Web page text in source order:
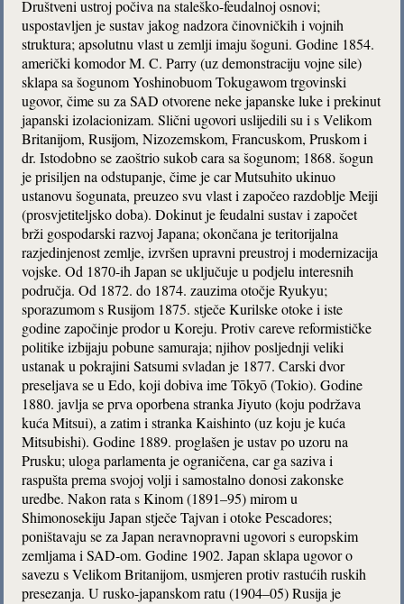
Društveni ustroj počiva na staleško-feudalnoj osnovi;
uspostavljen je sustav jakog nadzora činovničkih i vojnih
struktura; apsolutnu vlast u zemlji imaju šoguni. Godine 1854.
američki komodor M. C. Parry (uz demonstraciju vojne sile)
sklapa sa šogunom Yoshinobuom Tokugawom trgovinski
ugovor, čime su za SAD otvorene neke japanske luke i prekinut
japanski izolacionizam. Slični ugovori uslijedili su i s Velikom
Britanijom, Rusijom, Nizozemskom, Francuskom, Pruskom i
dr. Istodobno se zaoštrio sukob cara sa šogunom; 1868. šogun
je prisiljen na odstupanje, čime je car Mutsuhito ukinuo
ustanovu šogunata, preuzeo svu vlast i započeo razdoblje Meiji
(prosvjetiteljsko doba). Dokinut je feudalni sustav i započet
brži gospodarski razvoj Japana; okončana je teritorijalna
razjedinjenost zemlje, izvršen upravni preustroj i modernizacija
vojske. Od 1870-ih Japan se uključuje u podjelu interesnih
područja. Od 1872. do 1874. zauzima otočje Ryukyu;
sporazumom s Rusijom 1875. stječe Kurilske otoke i iste
godine započinje prodor u Koreju. Protiv careve reformističke
politike izbijaju pobune samuraja; njihov posljednji veliki
ustanak u pokrajini Satsumi svladan je 1877. Carski dvor
preseljava se u Edo, koji dobiva ime Tōkyō (Tokio). Godine
1880. javlja se prva oporbena stranka Jiyuto (koju podržava
kuća Mitsui), a zatim i stranka Kaishinto (uz koju je kuća
Mitsubishi). Godine 1889. proglašen je ustav po uzoru na
Prusku; uloga parlamenta je ograničena, car ga saziva i
raspušta prema svojoj volji i samostalno donosi zakonske
uredbe. Nakon rata s Kinom (1891–95) mirom u
Shimonosekiju Japan stječe Tajvan i otoke Pescadores;
poništavaju se za Japan neravnopravni ugovori s europskim
zemljama i SAD-om. Godine 1902. Japan sklapa ugovor o
savezu s Velikom Britanijom, usmjeren protiv rastućih ruskih
presezanja. U rusko-japanskom ratu (1904–05) Rusija je